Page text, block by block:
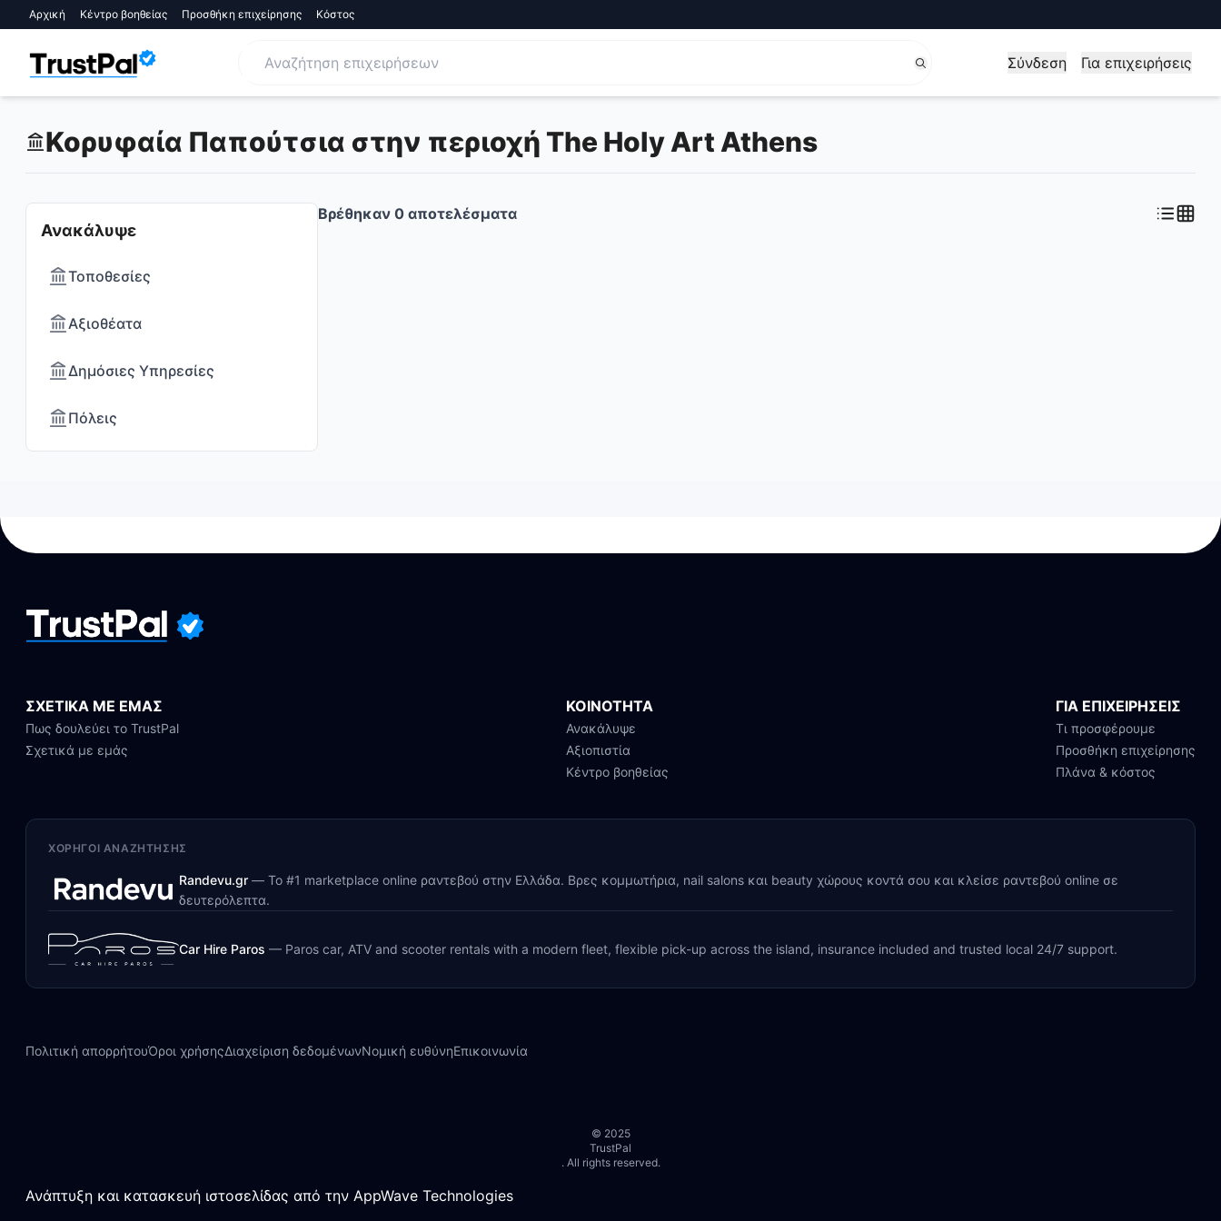
Αρχική Κέντρο βοηθείας Προσθήκη επιχείρησης Κόστος
Σύνδεση Για επιχειρήσεις
Κορυφαία Παπούτσια στην περιοχή The Holy Art Athens
Ανακάλυψε
Τοποθεσίες
Αξιοθέατα
Δημόσιες Υπηρεσίες
Πόλεις
Βρέθηκαν 0 αποτελέσματα
ΣΧΕΤΙΚΑ ΜΕ ΕΜΑΣ
Πως δουλεύει το TrustPal
Σχετικά με εμάς
ΚΟΙΝΟΤΗΤΑ
Ανακάλυψε
Αξιοπιστία
Κέντρο βοηθείας
ΓΙΑ ΕΠΙΧΕΙΡΗΣΕΙΣ
Τι προσφέρουμε
Προσθήκη επιχείρησης
Πλάνα & κόστος
ΧΟΡΗΓΟΊ ΑΝΑΖΉΤΗΣΗΣ
Randevu.gr — Το #1 marketplace online ραντεβού στην Ελλάδα. Βρες κομμωτήρια, nail salons και beauty χώρους κοντά σου και κλείσε ραντεβού online σε
δευτερόλεπτα.
Car Hire Paros — Paros car, ATV and scooter rentals with a modern fleet, flexible pick-up across the island, insurance included and trusted local 24/7 support.
Πολιτική απορρήτουΌροι χρήσηςΔιαχείριση δεδομένωνΝομική ευθύνηΕπικοινωνία
© 2025
TrustPal
. All rights reserved.
Ανάπτυξη και κατασκευή ιστοσελίδας από την AppWave Technologies